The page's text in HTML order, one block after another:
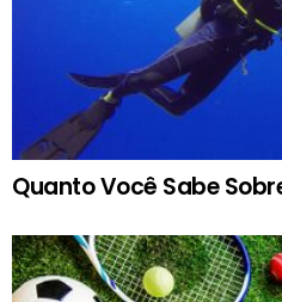
Quanto Você Sabe